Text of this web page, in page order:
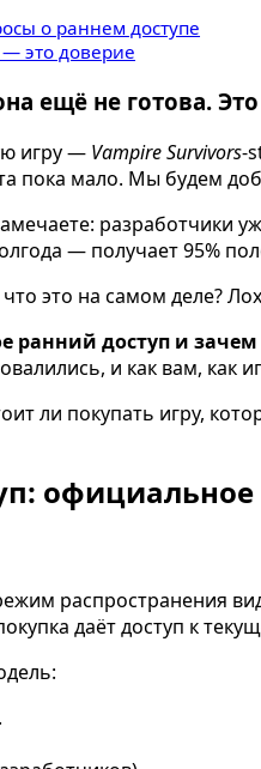
о раннем доступе
это доверие
ещё не готова.
игру — Vampire Survivors-
пока мало. Мы будем
разработчики
— получает 95%
это на самом деле?
ранний доступ и
и как вам, как
ли покупать игру,
официальное
распространения
даёт доступ к